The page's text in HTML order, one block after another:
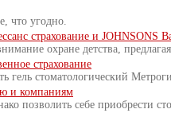
что угодно.
страхование и JOHNSONS
охране детства,
страхование
гель стоматологический
и компаниям
позволить себе приобрести